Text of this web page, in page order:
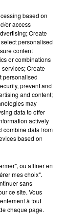
OBERNAI (67)
et-les-
based on
or access
Create
personalised
content
or combinations
Create
personalised
prevent and
and content;
may
data to offer
actively
combine data from
based on
ou affiner en
mes choix".
sans
ce site. Vous
à tout
chaque page.